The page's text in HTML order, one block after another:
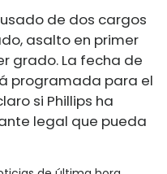
de dos cargos
asalto en primer
grado. La fecha de
programada para el
si Phillips ha
legal que pueda